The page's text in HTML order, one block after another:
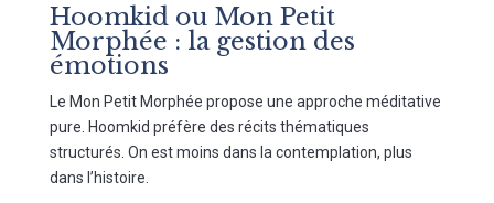
Hoomkid ou Mon Petit
Morphée : la gestion des
émotions
Le Mon Petit Morphée propose une approche méditative
pure. Hoomkid préfère des récits thématiques
structurés. On est moins dans la contemplation, plus
dans l’histoire.